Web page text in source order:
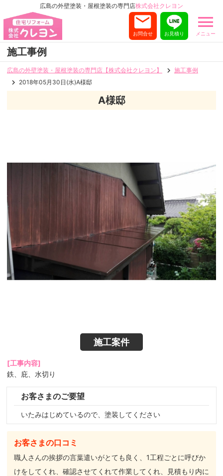
広島の外壁塗装・屋根塗装の専門店株式会社クレヨン
メニュー
お見積り
お問合せ
施工事例
広島の外壁塗装・屋根塗装の専門店【株式会社クレヨン】
施工事例
2018年05月30日(水)A様邸
A様邸
施工案件
[工事内容]
鉄、庇、水切り
お客さまのご要望
いたみはじめているので、塗装してください
お客さまの口コミ
職人さんの挨拶の言葉遣いがとても良く、1工程ごとに呼びか
けをしてくれ、確認させてくれて作業してくれ、見積もり内に